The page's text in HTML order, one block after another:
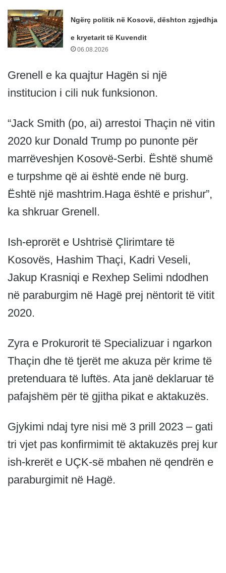
Ngërç politik në Kosovë, dështon zgjedhja
e kryetarit të Kuvendit
06.08.2026
Grenell e ka quajtur Hagën si një
institucion i cili nuk funksionon.
“Jack Smith (po, ai) arrestoi Thaçin në vitin
2020 kur Donald Trump po punonte për
marrëveshjen Kosovë-Serbi. Është shumë
e turpshme që ai është ende në burg.
Është një mashtrim.Haga është e prishur”,
ka shkruar Grenell.
Ish-eprorët e Ushtrisë Çlirimtare të
Kosovës, Hashim Thaçi, Kadri Veseli,
Jakup Krasniqi e Rexhep Selimi ndodhen
në paraburgim në Hagë prej nëntorit të vitit
2020.
Zyra e Prokurorit të Specializuar i ngarkon
Thaçin dhe të tjerët me akuza për krime të
pretenduara të luftës. Ata janë deklaruar të
pafajshëm për të gjitha pikat e aktakuzës.
Gjykimi ndaj tyre nisi më 3 prill 2023 – gati
tri vjet pas konfirmimit të aktakuzës prej kur
ish-krerët e UÇK-së mbahen në qendrën e
paraburgimit në Hagë.